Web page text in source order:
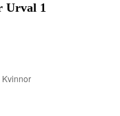
Urval 1